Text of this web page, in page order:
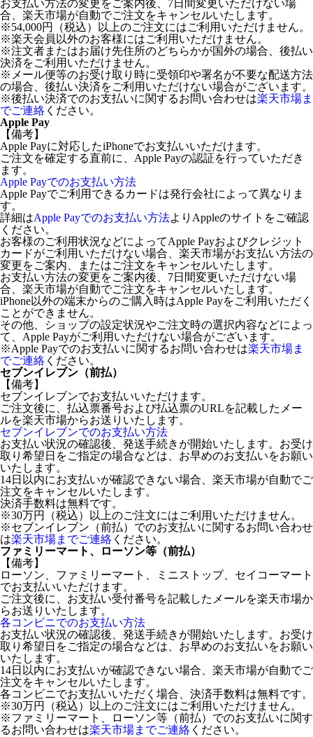
お支払い方法の変更をご案内後、7日間変更いただけない場
合、楽天市場が自動でご注文をキャンセルいたします。
※54,000円（税込）以上のご注文にはご利用いただけません。
※楽天会員以外のお客様にはご利用いただけません。
※注文者またはお届け先住所のどちらかが国外の場合、後払い
決済をご利用いただけません。
※メール便等のお受け取り時に受領印や署名が不要な配送方法
の場合、後払い決済をご利用いただけない場合がございます。
※後払い決済でのお支払いに関するお問い合わせは楽天市場ま
でご連絡 ください。
Apple Pay
【備考】
Apple Payに対応したiPhoneでお支払いいただけます。
ご注文を確定する直前に、Apple Payの認証を行っていただき
ます。
Apple Payでのお支払い方法
Apple Payでご利用できるカードは発行会社によって異なりま
す。
詳細はApple Payでのお支払い方法よりAppleのサイトをご確認
ください。
お客様のご利用状況などによってApple Payおよびクレジット
カードがご利用いただけない場合、楽天市場がお支払い方法の
変更をご案内、またはご注文をキャンセルいたします。
お支払い方法の変更をご案内後、7日間変更いただけない場
合、楽天市場が自動でご注文をキャンセルいたします。
iPhone以外の端末からのご購入時はApple Payをご利用いただく
ことができません。
その他、ショップの設定状況やご注文時の選択内容などによっ
て、Apple Payがご利用いただけない場合がございます。
※Apple Payでのお支払いに関するお問い合わせは楽天市場ま
でご連絡 ください。
セブンイレブン（前払）
【備考】
セブンイレブンでお支払いいただけます。
ご注文後に、払込票番号および払込票のURLを記載したメー
ルを楽天市場からお送りいたします。
セブンイレブンでのお支払い方法
お支払い状況の確認後、発送手続きが開始いたします。お受け
取り希望日をご指定の場合などは、お早めのお支払いをお願い
いたします。
14日以内にお支払いが確認できない場合、楽天市場が自動でご
注文をキャンセルいたします。
決済手数料は無料です。
※30万円（税込）以上のご注文にはご利用いただけません。
※セブンイレブン（前払）でのお支払いに関するお問い合わせ
は楽天市場までご連絡 ください。
ファミリーマート、ローソン等（前払）
【備考】
ローソン、ファミリーマート、ミニストップ、セイコーマート
でお支払いいただけます。
ご注文後に、お支払い受付番号を記載したメールを楽天市場か
らお送りいたします。
各コンビニでのお支払い方法
お支払い状況の確認後、発送手続きが開始いたします。お受け
取り希望日をご指定の場合などは、お早めのお支払いをお願い
いたします。
14日以内にお支払いが確認できない場合、楽天市場が自動でご
注文をキャンセルいたします。
各コンビニでお支払いいただく場合、決済手数料は無料です。
※30万円（税込）以上のご注文にはご利用いただけません。
※ファミリーマート、ローソン等（前払）でのお支払いに関す
るお問い合わせは楽天市場までご連絡 ください。